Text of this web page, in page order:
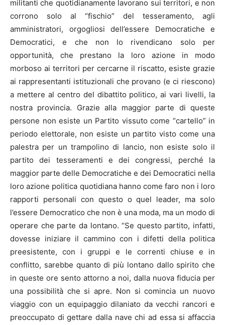
militanti che quotidianamente lavorano sui territori, e non
corrono solo al “fischio” del tesseramento, agli
amministratori, orgogliosi dell’essere Democratiche e
Democratici, e che non lo rivendicano solo per
opportunità, che prestano la loro azione in modo
morboso ai territori per cercarne il riscatto, esiste grazie
ai rappresentanti istituzionali che provano (e ci riescono)
a mettere al centro del dibattito politico, ai vari livelli, la
nostra provincia. Grazie alla maggior parte di queste
persone non esiste un Partito vissuto come “cartello” in
periodo elettorale, non esiste un partito visto come una
palestra per un trampolino di lancio, non esiste solo il
partito dei tesseramenti e dei congressi, perché la
maggior parte delle Democratiche e dei Democratici nella
loro azione politica quotidiana hanno come faro non i loro
rapporti personali con questo o quel leader, ma solo
l’essere Democratico che non è una moda, ma un modo di
operare che parte da lontano. “Se questo partito, infatti,
dovesse iniziare il cammino con i difetti della politica
preesistente, con i gruppi e le correnti chiuse e in
conflitto, sarebbe quanto di più lontano dallo spirito che
in queste ore sento attorno a noi, dalla nuova fiducia per
una possibilità che si apre. Non si comincia un nuovo
viaggio con un equipaggio dilaniato da vecchi rancori e
preoccupato di gettare dalla nave chi ad essa si affaccia